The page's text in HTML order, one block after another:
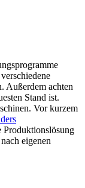
Außerdem achten
Stand ist.
Vor kurzem
Produktionslösung
eigenen